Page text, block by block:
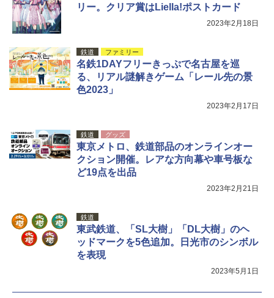
[キャンパーズコレクション 山善] 傘みたいに
広げるだけ パッとサッとテント キューブワ
ッシュ 4人用 簡単設置 ポップアップテント P
ATCW-150B エクルベージュ
￥-
熊撃退スプレー 熊よけスプレー 熊スプレー
【日本企業販売】超強力クマ対策スプレー 30
秒）射程5～10m 安全ロック搭載 携帯収納袋
付き ヒグマ・イノシシ対策 自治体・教育機
関の購入実績 登山・キャンプ・アウトドア・
防災用品 長期保存可能 緊急時用 日本国内発
送
リー。クリア賞はLiella!ポストカード
2023年2月18日
鉄道 ファミリー
名鉄1DAYフリーきっぷで名古屋を巡
る、リアル謎解きゲーム「レール先の景
色2023」
2023年2月17日
鉄道 グッズ
東京メトロ、鉄道部品のオンラインオー
クション開催。レアな方向幕や車号板な
ど19点を出品
2023年2月21日
鉄道
東武鉄道、「SL大樹」「DL大樹」のヘ
ッドマークを5色追加。日光市のシンボル
を表現
2023年5月1日